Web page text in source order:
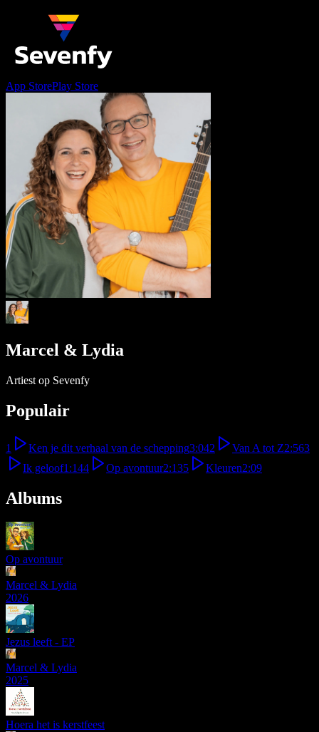
App StorePlay Store
Marcel & Lydia
Artiest op Sevenfy
Populair
1 Ken je dit verhaal van de schepping3:042 Van A tot Z2:563
Ik geloof1:144 Op avontuur2:135 Kleuren2:09
Albums
Op avontuur
Marcel & Lydia
2026
Jezus leeft - EP
Marcel & Lydia
2025
Hoera het is kerstfeest